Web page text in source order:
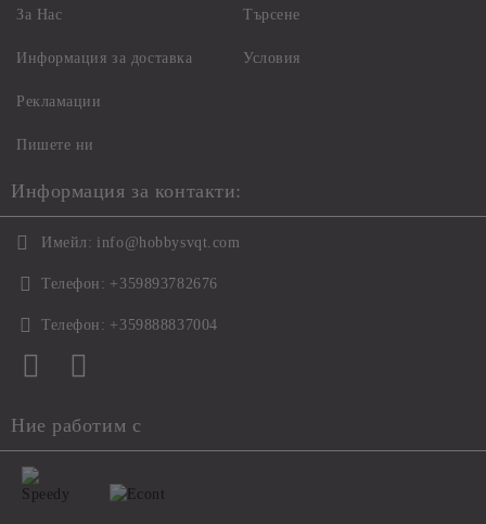
За Нас
Информация за доставка
Рекламации
Пишете ни
Търсене
Условия
Информация за контакти:
Имейл: info@hobbysvqt.com
Телефон: +359893782676
Телефон: +359888837004
Ние работим с